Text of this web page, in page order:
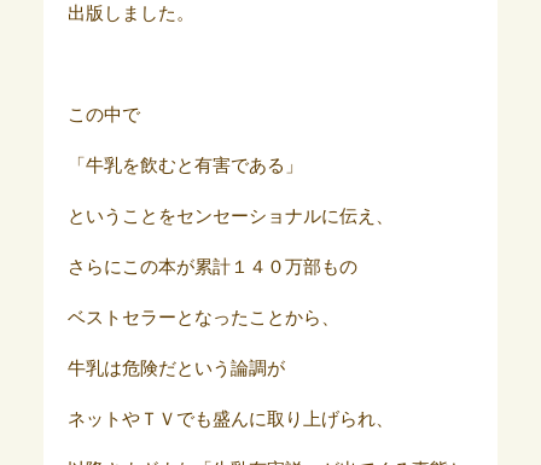
出版しました。
この中で
「牛乳を飲むと有害である」
ということをセンセーショナルに伝え、
さらにこの本が累計１４０万部もの
ベストセラーとなったことから、
牛乳は危険だという論調が
ネットやＴＶでも盛んに取り上げられ、